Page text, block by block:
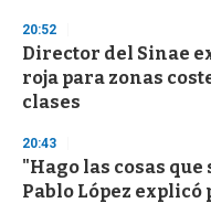
20:52
Director del Sinae
roja para zonas
clases
20:43
"Hago las cosas
Pablo López